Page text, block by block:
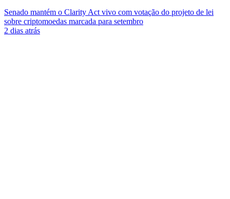
Senado mantém o Clarity Act vivo com votação do projeto de lei
sobre criptomoedas marcada para setembro
2 dias atrás